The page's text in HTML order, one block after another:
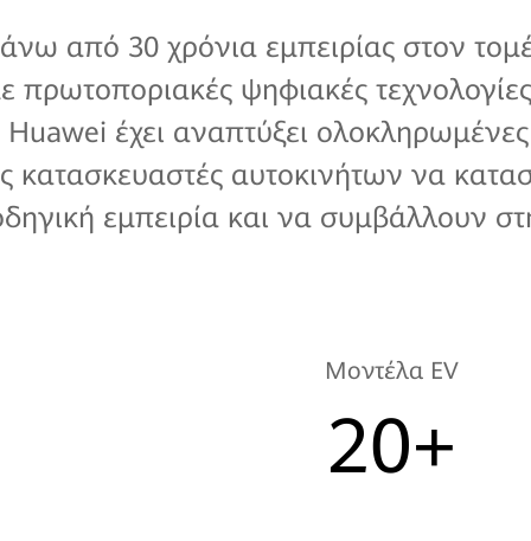
από 30 χρόνια εμπειρίας στον
πρωτοποριακές ψηφιακές
έχει αναπτύξει ολοκληρωμένες
κατασκευαστές αυτοκινήτων να
εμπειρία και να συμβάλλουν
Μοντέλα EV
20+